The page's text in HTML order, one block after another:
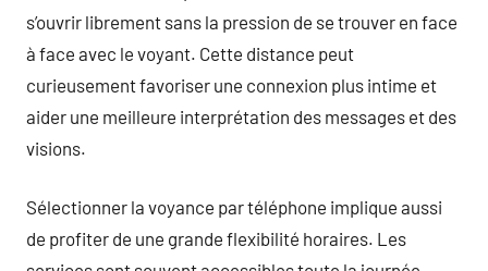
s’ouvrir librement sans la pression de se trouver en face
à face avec le voyant. Cette distance peut
curieusement favoriser une connexion plus intime et
aider une meilleure interprétation des messages et des
visions.
Sélectionner la voyance par téléphone implique aussi
de profiter de une grande flexibilité horaires. Les